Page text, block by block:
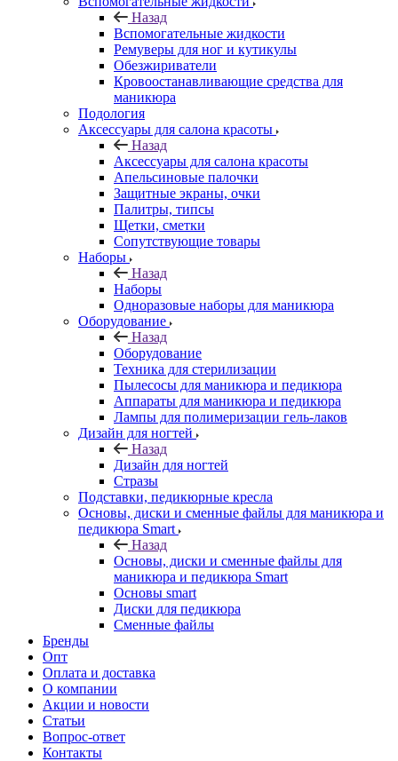
Назад
Вспомогательные жидкости
Ремуверы для ног и кутикулы
Обезжириватели
Кровоостанавливающие средства для
маникюра
Подология
Аксессуары для салона красоты
Назад
Аксессуары для салона красоты
Апельсиновые палочки
Защитные экраны, очки
Палитры, типсы
Щетки, сметки
Сопутствующие товары
Наборы
Назад
Наборы
Одноразовые наборы для маникюра
Оборудование
Назад
Оборудование
Техника для стерилизации
Пылесосы для маникюра и педикюра
Аппараты для маникюра и педикюра
Лампы для полимеризации гель-лаков
Дизайн для ногтей
Назад
Дизайн для ногтей
Стразы
Подставки, педикюрные кресла
Основы, диски и сменные файлы для маникюра и
педикюра Smart
Назад
Основы, диски и сменные файлы для
маникюра и педикюра Smart
Основы smart
Диски для педикюра
Сменные файлы
Бренды
Опт
Оплата и доставка
О компании
Акции и новости
Статьи
Вопрос-ответ
Контакты